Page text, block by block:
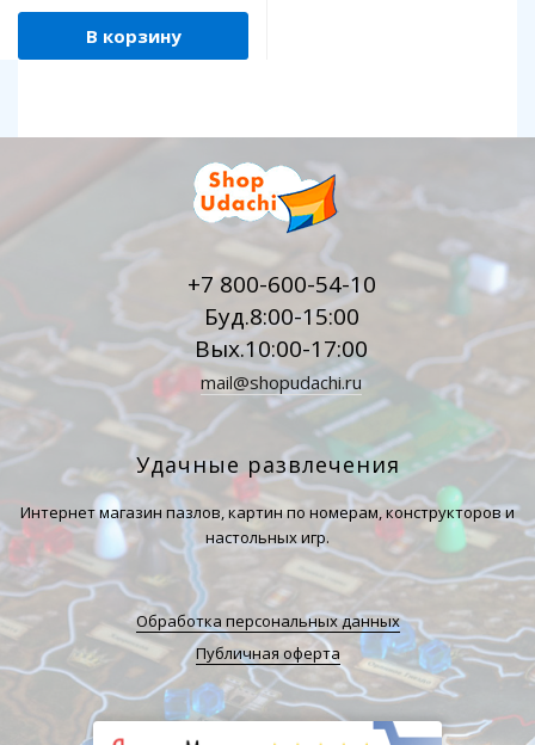
В корзину
+7 800-600-54-10
Буд.8:00-15:00
Вых.10:00-17:00
mail@shopudachi.ru
Удачные развлечения
Интернет магазин пазлов, картин по номерам, конструкторов и
настольных игр.
Обработка персональных данных
Публичная оферта